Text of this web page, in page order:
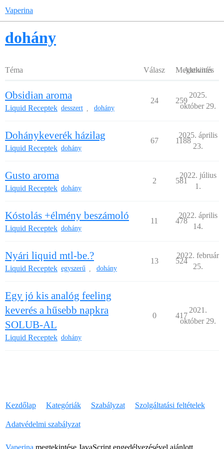
Vaperina
dohány
Téma Válasz Megtekintés
Aktivitás
Obsidian aroma
Liquid Receptek desszert dohány
24 259
2025.
október 29.
Dohánykeverék házilag
Liquid Receptek dohány
67 1188
2025. április
23.
Gusto aroma
Liquid Receptek dohány
2 581
2022. július
1.
Kóstolás +élmény beszámoló
Liquid Receptek dohány
11 478
2022. április
14.
Nyári liquid mtl-be.?
Liquid Receptek egyszerű dohány
13 524
2022. február
25.
Egy jó kis analóg feeling
keverés a hűsebb napkra
SOLUB-AL
Liquid Receptek dohány
0 417
2021.
október 29.
Kezdőlap Kategóriák Szabályzat Szolgáltatási feltételek
Adatvédelmi szabályzat
Vaperina megtekintése JavaScript engedélyezésével ajánlott